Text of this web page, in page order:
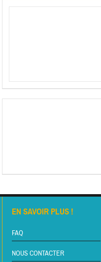
EN SAVOIR PLUS !
FAQ
NOUS CONTACTER